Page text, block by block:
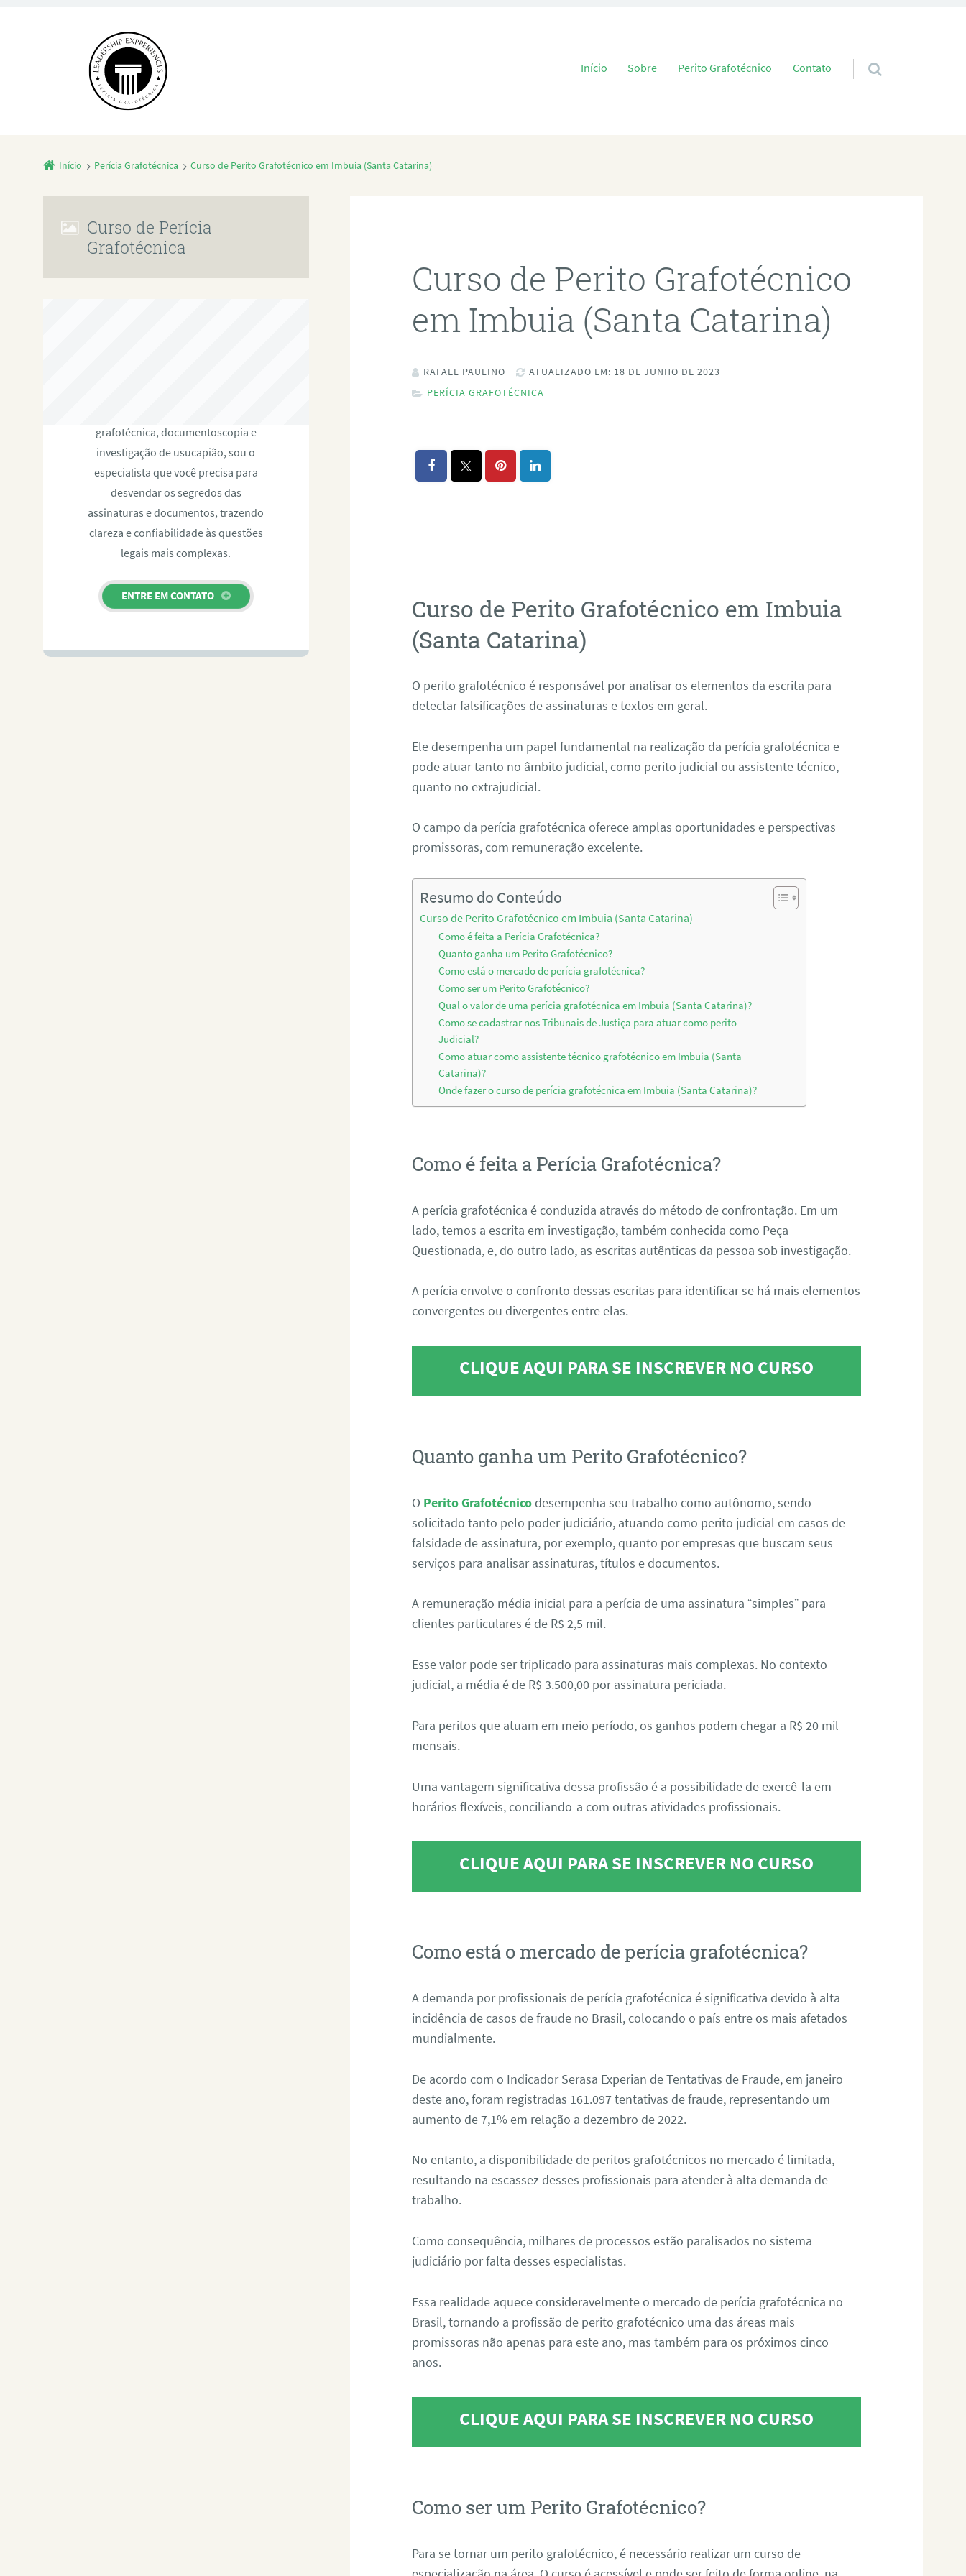
Pular para o conteúdo
Início Sobre Perito Grafotécnico Contato
Início Perícia Grafotécnica Curso de Perito Grafotécnico em Imbuia (Santa Catarina)
Curso de Perito Grafotécnico
em Imbuia (Santa Catarina)
RAFAEL PAULINO
ATUALIZADO EM: 18 DE JUNHO DE 2023
PERÍCIA GRAFOTÉCNICA
Curso de Perito Grafotécnico em Imbuia
(Santa Catarina)
O perito grafotécnico é responsável por analisar os elementos da escrita para
detectar falsificações de assinaturas e textos em geral.
Ele desempenha um papel fundamental na realização da perícia grafotécnica e
pode atuar tanto no âmbito judicial, como perito judicial ou assistente técnico,
quanto no extrajudicial.
O campo da perícia grafotécnica oferece amplas oportunidades e perspectivas
promissoras, com remuneração excelente.
Resumo do Conteúdo
Curso de Perito Grafotécnico em Imbuia (Santa Catarina)
Como é feita a Perícia Grafotécnica?
Quanto ganha um Perito Grafotécnico?
Como está o mercado de perícia grafotécnica?
Como ser um Perito Grafotécnico?
Qual o valor de uma perícia grafotécnica em Imbuia (Santa Catarina)?
Como se cadastrar nos Tribunais de Justiça para atuar como perito
Judicial?
Como atuar como assistente técnico grafotécnico em Imbuia (Santa
Catarina)?
Onde fazer o curso de perícia grafotécnica em Imbuia (Santa Catarina)?
Como é feita a Perícia Grafotécnica?
A perícia grafotécnica é conduzida através do método de confrontação. Em um
lado, temos a escrita em investigação, também conhecida como Peça
Questionada, e, do outro lado, as escritas autênticas da pessoa sob investigação.
A perícia envolve o confronto dessas escritas para identificar se há mais elementos
convergentes ou divergentes entre elas.
CLIQUE AQUI PARA SE INSCREVER NO CURSO
Quanto ganha um Perito Grafotécnico?
O Perito Grafotécnico desempenha seu trabalho como autônomo, sendo
solicitado tanto pelo poder judiciário, atuando como perito judicial em casos de
falsidade de assinatura, por exemplo, quanto por empresas que buscam seus
serviços para analisar assinaturas, títulos e documentos.
A remuneração média inicial para a perícia de uma assinatura “simples” para
clientes particulares é de R$ 2,5 mil.
Esse valor pode ser triplicado para assinaturas mais complexas. No contexto
judicial, a média é de R$ 3.500,00 por assinatura periciada.
Para peritos que atuam em meio período, os ganhos podem chegar a R$ 20 mil
mensais.
Uma vantagem significativa dessa profissão é a possibilidade de exercê-la em
horários flexíveis, conciliando-a com outras atividades profissionais.
CLIQUE AQUI PARA SE INSCREVER NO CURSO
Como está o mercado de perícia grafotécnica?
A demanda por profissionais de perícia grafotécnica é significativa devido à alta
incidência de casos de fraude no Brasil, colocando o país entre os mais afetados
mundialmente.
De acordo com o Indicador Serasa Experian de Tentativas de Fraude, em janeiro
deste ano, foram registradas 161.097 tentativas de fraude, representando um
aumento de 7,1% em relação a dezembro de 2022.
No entanto, a disponibilidade de peritos grafotécnicos no mercado é limitada,
resultando na escassez desses profissionais para atender à alta demanda de
trabalho.
Como consequência, milhares de processos estão paralisados no sistema
judiciário por falta desses especialistas.
Essa realidade aquece consideravelmente o mercado de perícia grafotécnica no
Brasil, tornando a profissão de perito grafotécnico uma das áreas mais
promissoras não apenas para este ano, mas também para os próximos cinco
anos.
CLIQUE AQUI PARA SE INSCREVER NO CURSO
Como ser um Perito Grafotécnico?
Para se tornar um perito grafotécnico, é necessário realizar um curso de
Curso de Perícia
Grafotécnica
grafotécnica, documentoscopia e
investigação de usucapião, sou o
especialista que você precisa para
desvendar os segredos das
assinaturas e documentos, trazendo
clareza e confiabilidade às questões
legais mais complexas.
ENTRE EM CONTATO